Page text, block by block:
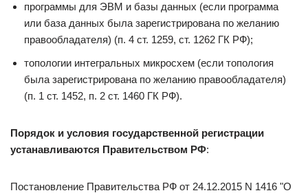
программы для ЭВМ и базы данных (если программа
или база данных была зарегистрирована по желанию
правообладателя) (п. 4 ст. 1259, ст. 1262 ГК РФ);
топологии интегральных микросхем (если топология
была зарегистрирована по желанию правообладателя)
(п. 1 ст. 1452, п. 2 ст. 1460 ГК РФ).
Порядок и условия государственной регистрации
устанавливаются Правительством РФ:
Постановление Правительства РФ от 24.12.2015 N 1416 "О